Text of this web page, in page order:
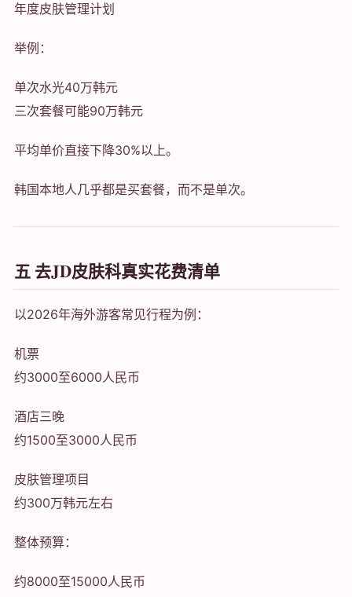
年度皮肤管理计划
举例：
单次水光40万韩元
三次套餐可能90万韩元
平均单价直接下降30%以上。
韩国本地人几乎都是买套餐，而不是单次。
五 去JD皮肤科真实花费清单
以2026年海外游客常见行程为例：
机票
约3000至6000人民币
酒店三晚
约1500至3000人民币
皮肤管理项目
约300万韩元左右
整体预算：
约8000至15000人民币